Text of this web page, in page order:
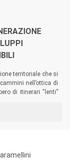
territoriale che si
nell’ottica di
di itinerari “lenti”
processi di